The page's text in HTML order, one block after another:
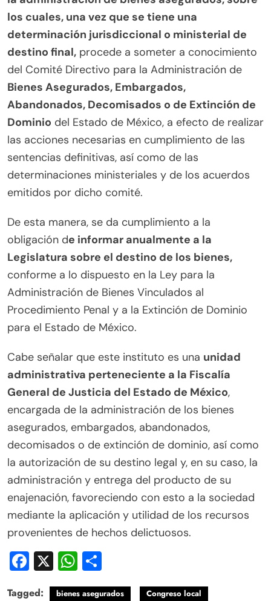
los cuales, una vez que se tiene una
determinación jurisdiccional o ministerial de
destino final, procede a someter a conocimiento
del Comité Directivo para la Administración de
Bienes Asegurados, Embargados,
Abandonados, Decomisados o de Extinción de
Dominio del Estado de México, a efecto de realizar
las acciones necesarias en cumplimiento de las
sentencias definitivas, así como de las
determinaciones ministeriales y de los acuerdos
emitidos por dicho comité.
De esta manera, se da cumplimiento a la
obligación de informar anualmente a la
Legislatura sobre el destino de los bienes,
conforme a lo dispuesto en la Ley para la
Administración de Bienes Vinculados al
Procedimiento Penal y a la Extinción de Dominio
para el Estado de México.
Cabe señalar que este instituto es una unidad
administrativa perteneciente a la Fiscalía
General de Justicia del Estado de México,
encargada de la administración de los bienes
asegurados, embargados, abandonados,
decomisados o de extinción de dominio, así como
la autorización de su destino legal y, en su caso, la
administración y entrega del producto de su
enajenación, favoreciendo con esto a la sociedad
mediante la aplicación y utilidad de los recursos
provenientes de hechos delictuosos.
Facebook
X WhatsApp
Tagged: bienes asegurados
Congreso local